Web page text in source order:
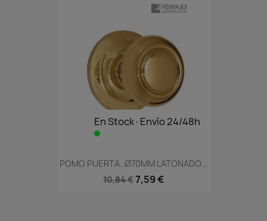
En Stock·Envío 24/48h
POMO PUERTA..Ø70MM LATONADO...
10,84 €7,59 €